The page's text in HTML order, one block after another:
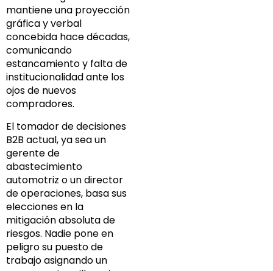
mantiene una proyección
gráfica y verbal
concebida hace décadas,
comunicando
estancamiento y falta de
institucionalidad ante los
ojos de nuevos
compradores.
El tomador de decisiones
B2B actual, ya sea un
gerente de
abastecimiento
automotriz o un director
de operaciones, basa sus
elecciones en la
mitigación absoluta de
riesgos. Nadie pone en
peligro su puesto de
trabajo asignando un